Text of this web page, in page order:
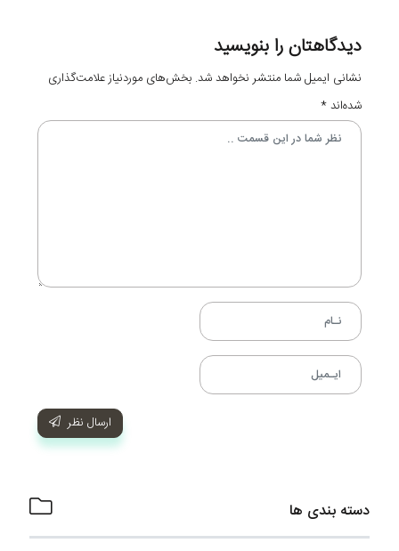
دیدگاهتان را بنویسید
نشانی ایمیل شما منتشر نخواهد شد. بخش‌های موردنیاز علامت‌گذاری
شده‌اند*
ارسال نظر
دسته بندی ها